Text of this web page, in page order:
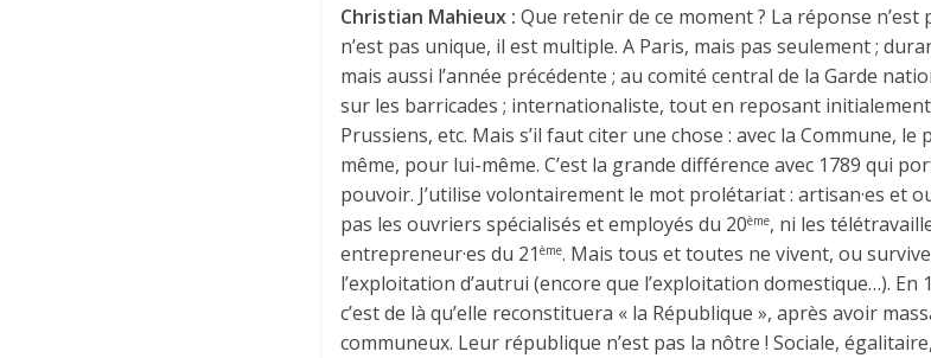
Christian Mahieux : Que retenir de ce moment ? La réponse
n’est pas unique, il est multiple. A Paris, mais pas seulement ;
mais aussi l’année précédente ; au comité central de la Garde
sur les barricades ; internationaliste, tout en reposant
Prussiens, etc. Mais s’il faut citer une chose : avec la Commune,
même, pour lui-même. C’est la grande différence avec 1789 qui
pouvoir. J’utilise volontairement le mot prolétariat : artisan·es et
pas les ouvriers spécialisés et employés du 20ème, ni les
entrepreneur·es du 21 ème. Mais tous et toutes ne vivent, ou
l’exploitation d’autrui (encore que l’exploitation domestique…).
c’est de là qu’elle reconstituera « la République », après avoir
communeux. Leur république n’est pas la nôtre ! Sociale,